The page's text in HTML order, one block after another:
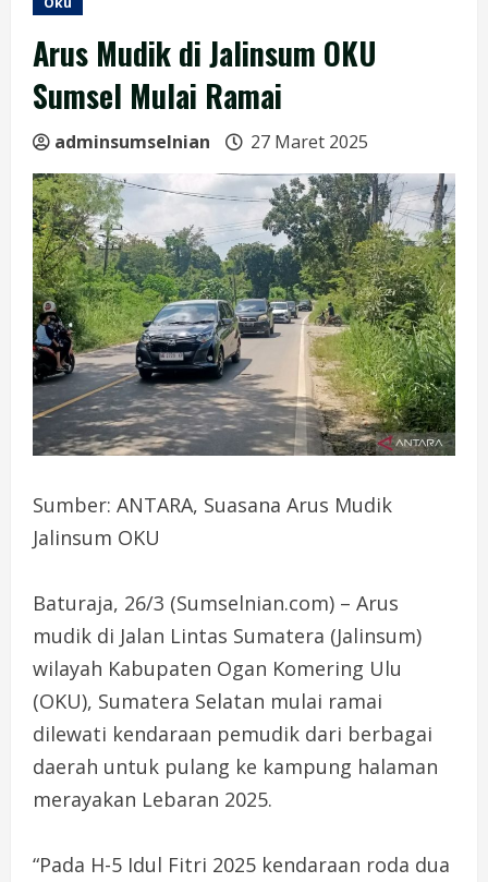
Arus Mudik di Jalinsum OKU
Sumsel Mulai Ramai
adminsumselnian 27 Maret 2025
Sumber: ANTARA, Suasana Arus Mudik
Jalinsum OKU
Baturaja, 26/3 (Sumselnian.com) – Arus
mudik di Jalan Lintas Sumatera (Jalinsum)
wilayah Kabupaten Ogan Komering Ulu
(OKU), Sumatera Selatan mulai ramai
dilewati kendaraan pemudik dari berbagai
daerah untuk pulang ke kampung halaman
merayakan Lebaran 2025.
“Pada H-5 Idul Fitri 2025 kendaraan roda dua